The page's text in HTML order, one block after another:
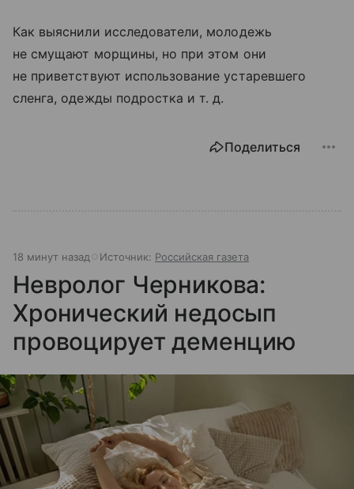
Как выяснили исследователи, молодежь
не смущают морщины, но при этом они
не приветствуют использование устаревшего
сленга, одежды подростка и т. д.
Поделиться
18 минут назад Источник: Российская газета
Невролог Черникова:
Хронический недосып
провоцирует деменцию